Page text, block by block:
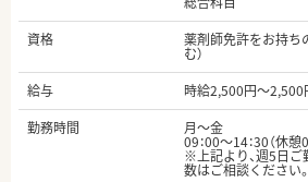
資格
薬剤師免許をお持ち
む）
給与
時給2,500円～2,500
勤務時間
月～金
09：00～14：30（休憩0
※上記より、週5日ご
数はご相談ください。